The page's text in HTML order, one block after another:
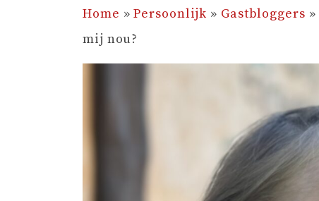
Home »Persoonlijk » Gastbloggers »
mij nou?